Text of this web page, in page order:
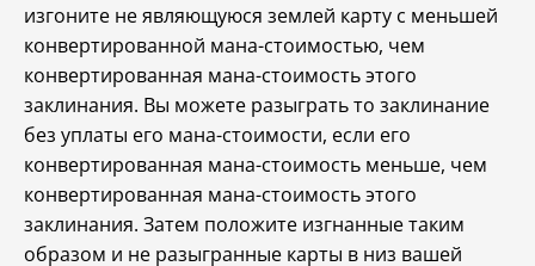
изгоните не являющуюся землей карту с меньшей
конвертированной мана-стоимостью, чем
конвертированная мана-стоимость этого
заклинания. Вы можете разыграть то заклинание
без уплаты его мана-стоимости, если его
конвертированная мана-стоимость меньше, чем
конвертированная мана-стоимость этого
заклинания. Затем положите изгнанные таким
образом и не разыгранные карты в низ вашей